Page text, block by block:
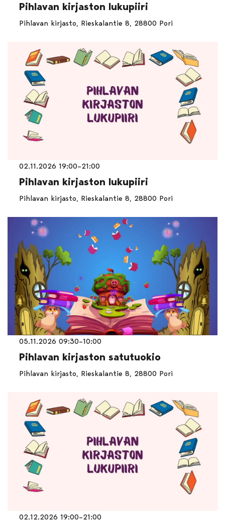
Pihlavan kirjaston lukupiiri
Pihlavan kirjasto, Rieskalantie 8, 28800 Pori
02.11.2026 19:00–21:00
Pihlavan kirjaston lukupiiri
Pihlavan kirjasto, Rieskalantie 8, 28800 Pori
05.11.2026 09:30–10:00
Pihlavan kirjaston satutuokio
Pihlavan kirjasto, Rieskalantie 8, 28800 Pori
02.12.2026 19:00–21:00